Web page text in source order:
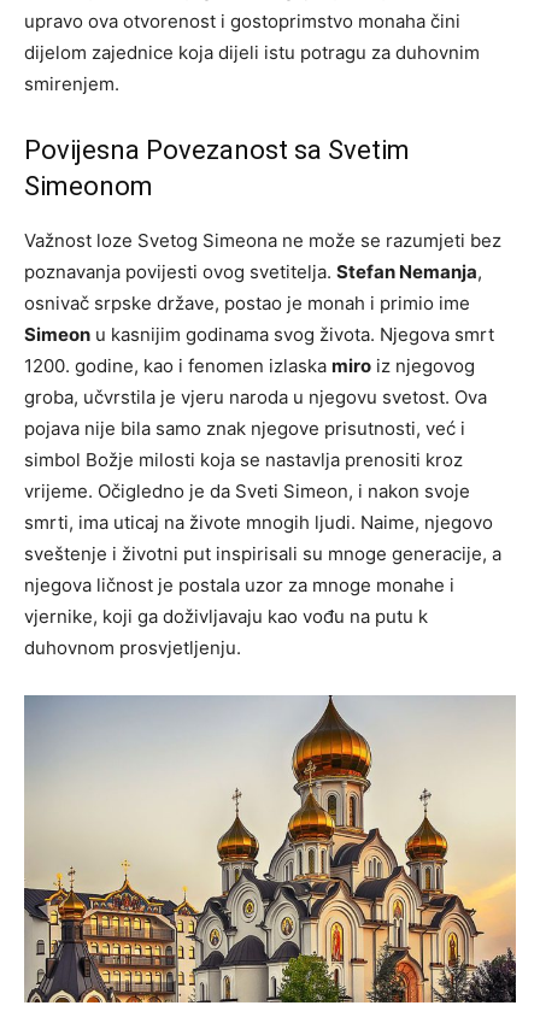
upravo ova otvorenost i gostoprimstvo monaha čini
dijelom zajednice koja dijeli istu potragu za duhovnim
smirenjem.
Povijesna Povezanost sa Svetim
Simeonom
Važnost loze Svetog Simeona ne može se razumjeti bez
poznavanja povijesti ovog svetitelja. Stefan Nemanja,
osnivač srpske države, postao je monah i primio ime
Simeon u kasnijim godinama svog života. Njegova smrt
1200. godine, kao i fenomen izlaska miro iz njegovog
groba, učvrstila je vjeru naroda u njegovu svetost. Ova
pojava nije bila samo znak njegove prisutnosti, već i
simbol Božje milosti koja se nastavlja prenositi kroz
vrijeme. Očigledno je da Sveti Simeon, i nakon svoje
smrti, ima uticaj na živote mnogih ljudi. Naime, njegovo
sveštenje i životni put inspirisali su mnoge generacije, a
njegova ličnost je postala uzor za mnoge monahe i
vjernike, koji ga doživljavaju kao vođu na putu k
duhovnom prosvjetljenju.